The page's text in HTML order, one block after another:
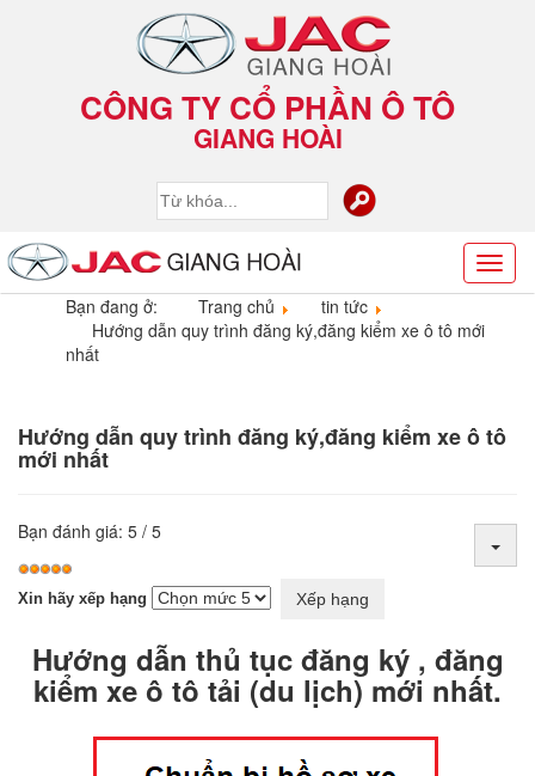
CÔNG TY CỔ PHẦN Ô TÔ
GIANG HOÀI
Bạn đang ở: Trang chủ
tin tức
Hướng dẫn quy trình đăng ký,đăng kiểm xe ô tô mới
nhất
Hướng dẫn quy trình đăng ký,đăng kiểm xe ô tô
mới nhất
Bạn đánh giá: 5 / 5
Xin hãy xếp hạng
Hướng dẫn thủ tục đăng ký , đăng
kiểm xe ô tô tải (du lịch) mới nhất.